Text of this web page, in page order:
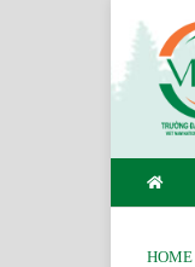
HOME